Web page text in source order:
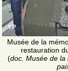
Musée de la
restauration
(doc. Musée de la